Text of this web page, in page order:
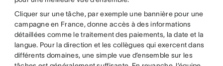
Cliquer sur une tâche, par exemple une bannière pour une
campagne en France, donne accès à des informations
détaillées comme le traitement des paiements, la date et la
langue. Pour la direction et les collègues qui exercent dans
différents domaines, une simple vue d’ensemble sur les